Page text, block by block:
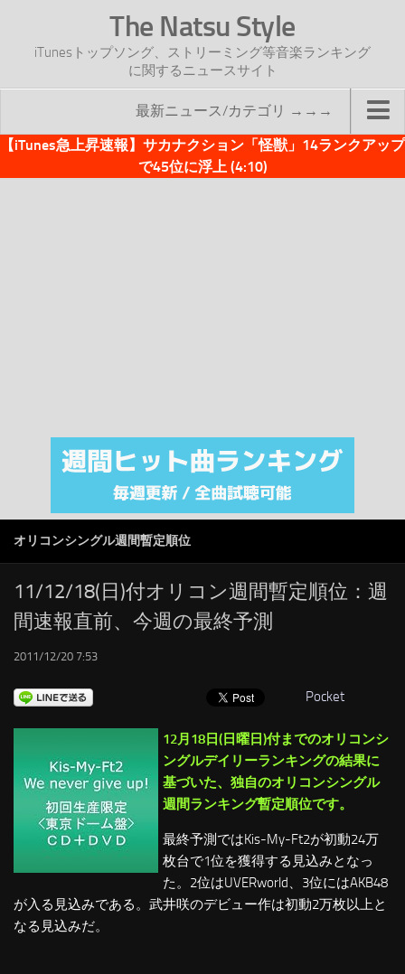
The Natsu Style
iTunesトップソング、ストリーミング等音楽ランキング
に関するニュースサイト
最新ニュース/カテゴリ →→→
TOP
注目カテゴリ
オリジナルiTunes週間トップソング
RSS
LINKS
【iTunes急上昇速報】サカナクション「怪獣」14ランクアップ
で45位に浮上 (4:10)
オリコンシングル週間暫定順位
11/12/18(日)付オリコン週間暫定順位：週
間速報直前、今週の最終予測
2011/12/20 7:53
Pocket
12月18日(日曜日)付までのオリコンシ
ングルデイリーランキングの結果に
基づいた、独自のオリコンシングル
週間ランキング暫定順位です。
最終予測ではKis-My-Ft2が初動24万
枚台で1位を獲得する見込みとなっ
た。2位はUVERworld、3位にはAKB48
が入る見込みである。武井咲のデビュー作は初動2万枚以上と
なる見込みだ。